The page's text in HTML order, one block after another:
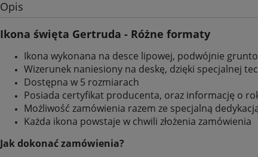
Opis
Ikona święta Gertruda - Różne formaty
Ikona wykonana na desce lipowej, podwójnie
Wizerunek naniesiony na deskę, dzięki specjalnej
Dostępna w 5 rozmiarach
Posiada certyfikat producenta, oraz informację o
Możliwość zamówienia razem ze specjalną
Każda ikona powstaje w chwili złożenia zamówienia
Jak dokonać zamówienia?